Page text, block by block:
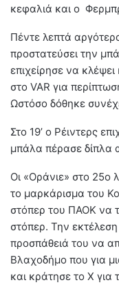
κεφαλιά και ο
Πέντε λεπτά
προστατεύσει την
επιχείρησε να
στο VAR για
Ωστόσο δόθηκε
Στο 19’ ο Ρέιντερς
μπάλα πέρασε δίπλα
Οι «Οράνιε» στο 25ο
το μαρκάρισμα του
στόπερ του ΠΑΟΚ να
στόπερ. Την
προσπάθειά του να
Βλαχοδήμο που για
και κράτησε το Χ για